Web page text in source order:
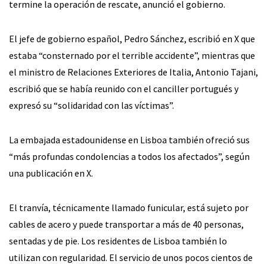
termine la operación de rescate, anunció el gobierno.
El jefe de gobierno español, Pedro Sánchez, escribió en X que
estaba “consternado por el terrible accidente”, mientras que
el ministro de Relaciones Exteriores de Italia, Antonio Tajani,
escribió que se había reunido con el canciller portugués y
expresó su “solidaridad con las víctimas”.
La embajada estadounidense en Lisboa también ofreció sus
“más profundas condolencias a todos los afectados”, según
una publicación en X.
El tranvía, técnicamente llamado funicular, está sujeto por
cables de acero y puede transportar a más de 40 personas,
sentadas y de pie. Los residentes de Lisboa también lo
utilizan con regularidad. El servicio de unos pocos cientos de